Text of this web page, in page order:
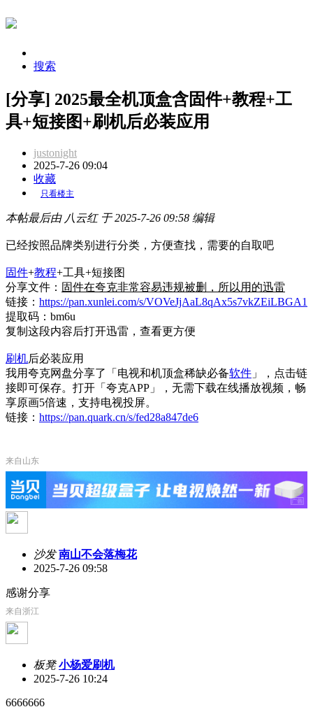
搜索
[分享] 2025最全机顶盒含固件+教程+工
具+短接图+刷机后必装应用
justonight
2025-7-26 09:04
收藏
只看楼主
本帖最后由 八云红 于 2025-7-26 09:58 编辑
已经按照品牌类别进行分类，方便查找，需要的自取吧
固件+教程+工具+短接图
分享文件： 固件在夸克非常容易违规被删，所以用的迅雷
链接： https://pan.xunlei.com/s/VOVeJjAaL8qAx5s7vkZEiLBGA1
提取码：bm6u
复制这段内容后打开迅雷，查看更方便
刷机后必装应用
我用夸克网盘分享了「电视和机顶盒稀缺必备软件 」，点击链
接即可保存。打开「夸克APP」，无需下载在线播放视频，畅
享原画5倍速，支持电视投屏。
链接： https://pan.quark.cn/s/fed28a847de6
来自山东
沙发 南山不会落梅花
2025-7-26 09:58
感谢分享
来自浙江
板凳 小杨爱刷机
2025-7-26 10:24
6666666